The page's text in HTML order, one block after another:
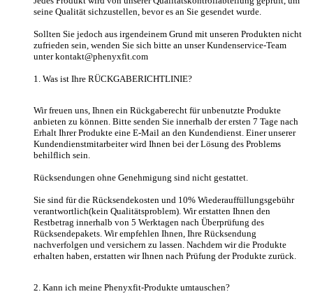
seine Qualität sichzustellen, bevor es an Sie gesendet wurde.
Sollten Sie jedoch aus irgendeinem Grund mit unseren Produkten nicht
zufrieden sein, wenden Sie sich bitte an unser Kundenservice-Team
unterkontakt@phenyxfit.com
1. Was ist Ihre RÜCKGABERICHTLINIE?
Wir freuen uns, Ihnen ein Rückgaberecht für unbenutzte Produkte
anbieten zu können. Bitte senden Sie innerhalb der ersten 7 Tage nach
Erhalt Ihrer Produkte eine E-Mail an den Kundendienst. Einer unserer
Kundendienstmitarbeiter wird Ihnen bei der Lösung des Problems
behilflich sein.
Rücksendungen ohne Genehmigung sind nicht gestattet.
Sie sind für die Rücksendekosten und 10% Wiederauffüllungsgebühr
verantwortlich(kein Qualitätsproblem). Wir erstatten Ihnen den
Restbetrag innerhalb von 5 Werktagen nach Überprüfung des
Rücksendepakets. Wir empfehlen Ihnen, Ihre Rücksendung
nachverfolgen und versichern zu lassen. Nachdem wir die Produkte
erhalten haben, erstatten wir Ihnen nach Prüfung der Produkte zurück.
2. Kann ich meine Phenyxfit-Produkte umtauschen?